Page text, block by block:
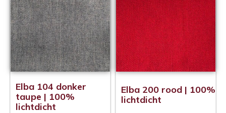
Elba 104 donker
taupe | 100%
lichtdicht
Elba 200 rood | 100%
lichtdicht